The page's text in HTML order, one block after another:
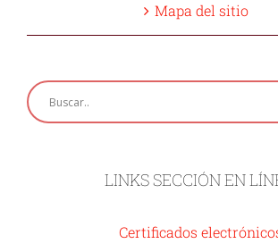
Mapa del sitio
LINKS SECCIÓN EN
Certificados